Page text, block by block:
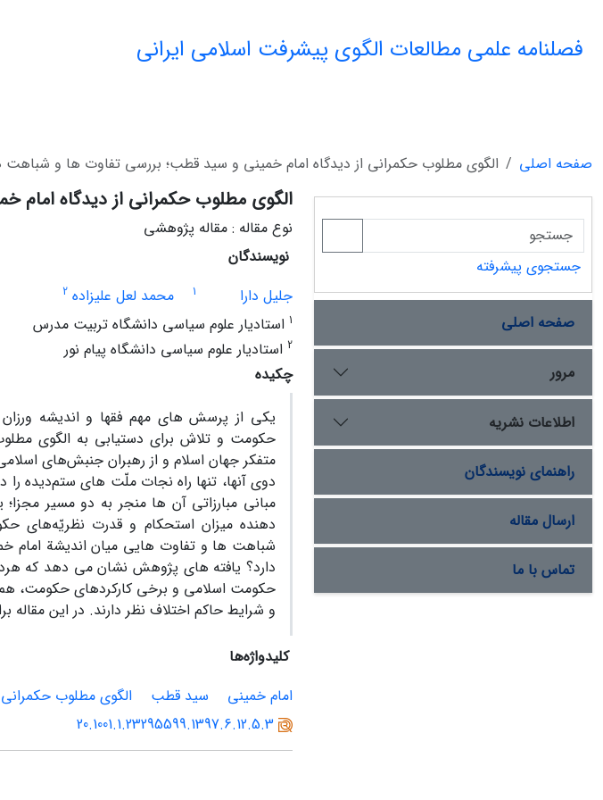
فصلنامه علمی مطالعات الگوی پیشرفت اسلامی ایرانی
صفحه اصلی الگوی مطلوب حکمرانی از دیدگاه امام خمینی و سید قطب؛ بررسی تفاوت ها و شباهت
الگوی مطلوب حکمرانی از دیدگاه
نوع مقاله : مقاله پژوهشی
نویسندگان
جلیل دارا
1 محمد لعل علیزاده 2
1 استادیار علوم سیاسی دانشگاه تربیت مدرس
2 استادیار علوم سیاسی دانشگاه پیام نور
چکیده
یکی از پرسش های مهم فقها و اندیشه
حکومت و تلاش برای دستیابی به الگوی
متفکر جهان اسلام و از رهبران جنبش‌های
دوی آنها، تنها راه نجات ملّت های ستم‌دیده
مبانی مبارزاتی آن ها منجر به دو مسیر
دهنده میزان استحکام و قدرت
شباهت ها و تفاوت هایی میان اندیشة امام
دارد؟ یافته های پژوهش نشان می دهد که
حکومت اسلامی و برخی کارکردهای حکومت،
و شرایط حاکم اختلاف نظر دارند. در این
کلیدواژه‌ها
امام خمینی
سید قطب الگوی مطلوب حکمرانی
20.1001.1.23295599.1397.6.12.5.3
جستجوی پیشرفته
صفحه اصلی
مرور
اطلاعات نشریه
راهنمای نویسندگان
ارسال مقاله
تماس با ما